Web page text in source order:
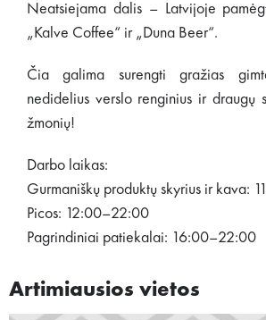
Neatsiejama dalis – Latvijoje
„Kalve Coffee“ ir „Duna Beer“.
Čia galima surengti gražias
nedidelius verslo renginius ir draugų
žmonių!
Darbo laikas:
Gurmaniškų produktų skyrius ir kava:
Picos: 12:00–22:00
Pagrindiniai patiekalai: 16:00–22:00
Artimiausios vietos